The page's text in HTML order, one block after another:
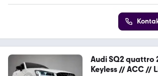
Audi SQ2 quattro
Keyless // ACC //